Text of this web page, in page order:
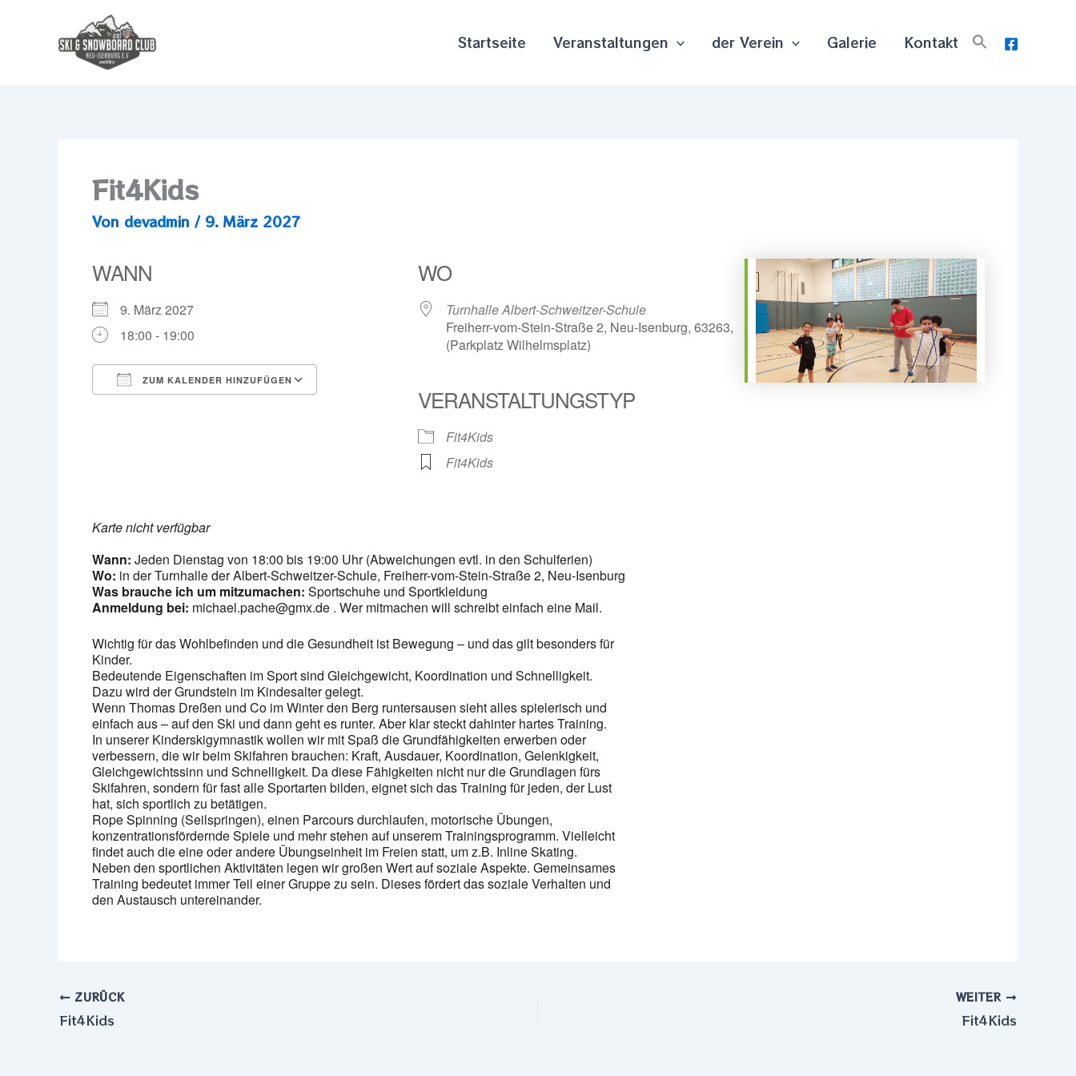
springen
Startseite Veranstaltungen der Verein Galerie Kontakt
Fit4Kids
Von devadmin / 9. März 2027
WANN
9. März 2027
18:00 - 19:00
ZUM KALENDER HINZUFÜGEN
Google Kalender iCalendar
WO
Turnhalle Albert-Schweitzer-Schule
Freiherr-vom-Stein-Straße 2, Neu-Isenburg, 63263,
(Parkplatz Wilhelmsplatz)
VERANSTALTUNGSTYP
Fit4Kids
Fit4Kids
Karte nicht verfügbar
Wann: Jeden Dienstag von 18:00 bis 19:00 Uhr (Abweichungen evtl. in den Schulferien)
Wo: in der Turnhalle der Albert-Schweitzer-Schule, Freiherr-vom-Stein-Straße 2, Neu-Isenburg
Was brauche ich um mitzumachen: Sportschuhe und Sportkleidung
Anmeldung bei: michael.pache@gmx.de . Wer mitmachen will schreibt einfach eine Mail.
Wichtig für das Wohlbefinden und die Gesundheit ist Bewegung – und das gilt besonders für
Kinder.
Bedeutende Eigenschaften im Sport sind Gleichgewicht, Koordination und Schnelligkeit.
Dazu wird der Grundstein im Kindesalter gelegt.
Wenn Thomas Dreßen und Co im Winter den Berg runtersausen sieht alles spielerisch und
einfach aus – auf den Ski und dann geht es runter. Aber klar steckt dahinter hartes Training.
In unserer Kinderskigymnastik wollen wir mit Spaß die Grundfähigkeiten erwerben oder
verbessern, die wir beim Skifahren brauchen: Kraft, Ausdauer, Koordination, Gelenkigkeit,
Gleichgewichtssinn und Schnelligkeit. Da diese Fähigkeiten nicht nur die Grundlagen fürs
Skifahren, sondern für fast alle Sportarten bilden, eignet sich das Training für jeden, der Lust
hat, sich sportlich zu betätigen.
Rope Spinning (Seilspringen), einen Parcours durchlaufen, motorische Übungen,
konzentrationsfördernde Spiele und mehr stehen auf unserem Trainingsprogramm. Vielleicht
findet auch die eine oder andere Übungseinheit im Freien statt, um z.B. Inline Skating.
Neben den sportlichen Aktivitäten legen wir großen Wert auf soziale Aspekte. Gemeinsames
Training bedeutet immer Teil einer Gruppe zu sein. Dieses fördert das soziale Verhalten und
den Austausch untereinander.
ZURÜCK
Fit4Kids
WEITER
Fit4Kids